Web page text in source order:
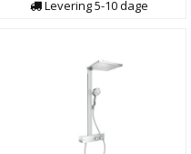
Levering5-10dage